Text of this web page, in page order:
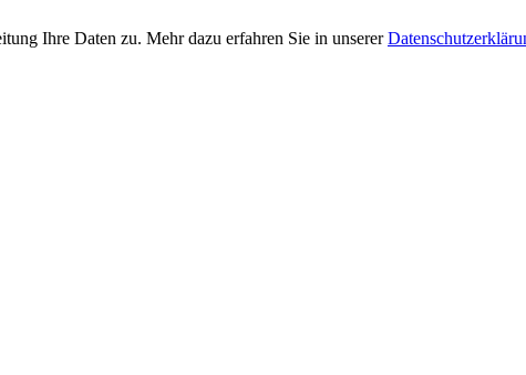
Ihre Daten zu. Mehr dazu erfahren Sie in unserer